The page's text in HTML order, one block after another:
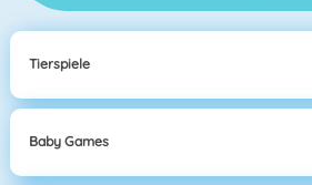
Tierspiele
Baby Games